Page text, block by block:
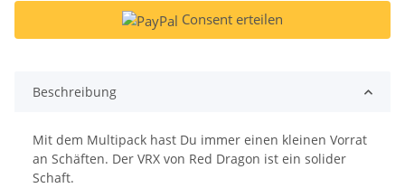
Consent erteilen
Beschreibung
Mit dem Multipack hast Du immer einen kleinen Vorrat
an Schäften. Der VRX von Red Dragon ist ein solider
Schaft.